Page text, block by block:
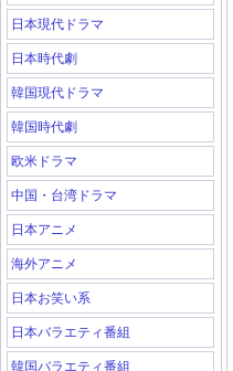
日本現代ドラマ
日本時代劇
韓国現代ドラマ
韓国時代劇
欧米ドラマ
中国・台湾ドラマ
日本アニメ
海外アニメ
日本お笑い系
日本バラエティ番組
韓国バラエティ番組